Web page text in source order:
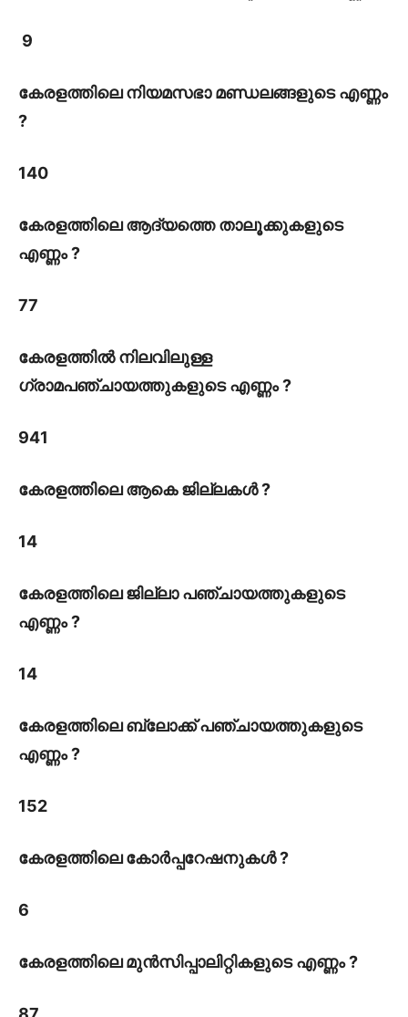
9
കേരളത്തിലെ നിയമസഭാ മണ്ഡലങ്ങളുടെ എണ്ണം
?
140
കേരളത്തിലെ ആദ്യത്തെ താലൂക്കുകളുടെ
എണ്ണം ?
77
കേരളത്തിൽ നിലവിലുള്ള
ഗ്രാമപഞ്ചായത്തുകളുടെ എണ്ണം ?
941
കേരളത്തിലെ ആകെ ജില്ലകൾ ?
14
കേരളത്തിലെ ജില്ലാ പഞ്ചായത്തുകളുടെ
എണ്ണം ?
14
കേരളത്തിലെ ബ്ലോക്ക് പഞ്ചായത്തുകളുടെ
എണ്ണം ?
152
കേരളത്തിലെ കോർപ്പറേഷനുകൾ ?
6
കേരളത്തിലെ മുൻസിപ്പാലിറ്റികളുടെ എണ്ണം ?